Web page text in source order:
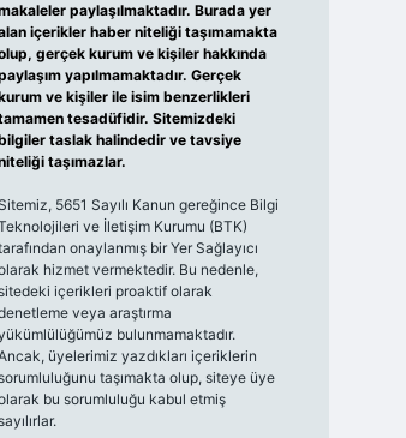
paylaşılmaktadır. Burada yer
içerikler haber niteliği taşımamakta
gerçek kurum ve kişiler hakkında
yapılmamaktadır. Gerçek
ve kişiler ile isim benzerlikleri
tesadüfidir. Sitemizdeki
taslak halindedir ve tavsiye
taşımazlar.
5651 Sayılı Kanun gereğince Bilgi
ve İletişim Kurumu (BTK)
onaylanmış bir Yer Sağlayıcı
hizmet vermektedir. Bu nedenle,
içerikleri proaktif olarak
veya araştırma
bulunmamaktadır.
üyelerimiz yazdıkları içeriklerin
taşımakta olup, siteye üye
bu sorumluluğu kabul etmiş